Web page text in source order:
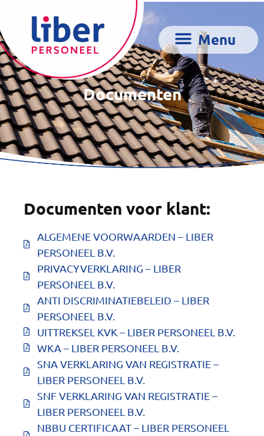
Documenten
Documenten voor klant:
ALGEMENE VOORWAARDEN – LIBER
PERSONEEL B.V.
PRIVACYVERKLARING – LIBER
PERSONEEL B.V.
ANTI DISCRIMINATIEBELEID – LIBER
PERSONEEL B.V.
UITTREKSEL KVK – LIBER PERSONEEL B.V.
WKA – LIBER PERSONEEL B.V.
SNA VERKLARING VAN REGISTRATIE –
LIBER PERSONEEL B.V.
SNF VERKLARING VAN REGISTRATIE –
LIBER PERSONEEL B.V.
NBBU CERTIFICAAT – LIBER PERSONEEL